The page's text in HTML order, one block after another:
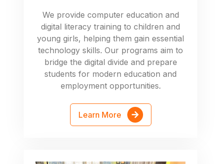
We provide computer education and
digital literacy training to children and
young girls, helping them gain essential
technology skills. Our programs aim to
bridge the digital divide and prepare
students for modern education and
employment opportunities.
Learn More